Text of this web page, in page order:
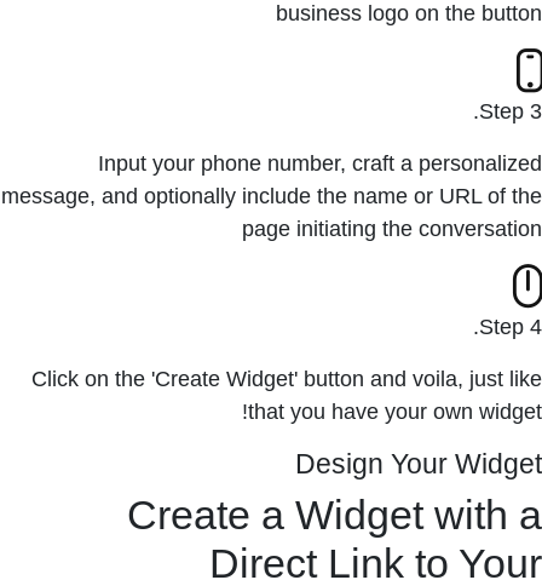
business logo on the button
Step 3.
Input your phone number, craft a personalized
message, and optionally include the name or URL of the
page initiating the conversation
Step 4.
Click on the 'Create Widget' button and voila, just like
that you have your own widget!
Design Your Widget
Create a Widget with a
Direct Link to Your